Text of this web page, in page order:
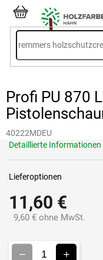
Inhalt
springenWARENKORB
Profi PU 870
40222MDEU
11,60 €
9,60 € ohne MwSt.
Lieferoptionen
Detaillierte Informationen